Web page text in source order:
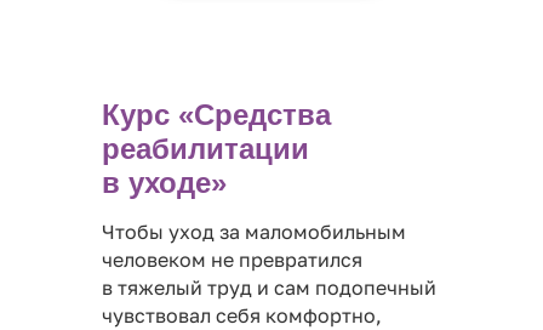
Курс «Средства
реабилитации
в уходе»
Чтобы уход за маломобильным
человеком не превратился
в тяжелый труд и сам подопечный
чувствовал себя комфортно,